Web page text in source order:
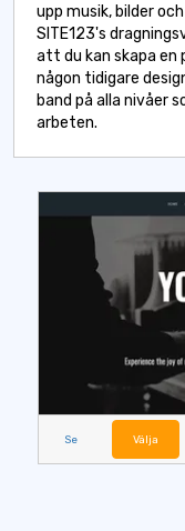
upp musik, bilder
SITE123's
att du kan skapa
någon tidigare
band på alla nivåer
arbeten.
Se Välja